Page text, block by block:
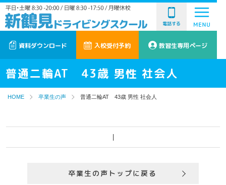
電話する
資料ダウンロード 入校受付予約 教習生専用ページ
普通二輪AT 43歳 男性 社会人
HOME 卒業生の声 普通二輪AT 43歳 男性 社会人
卒業生の声トップに戻る